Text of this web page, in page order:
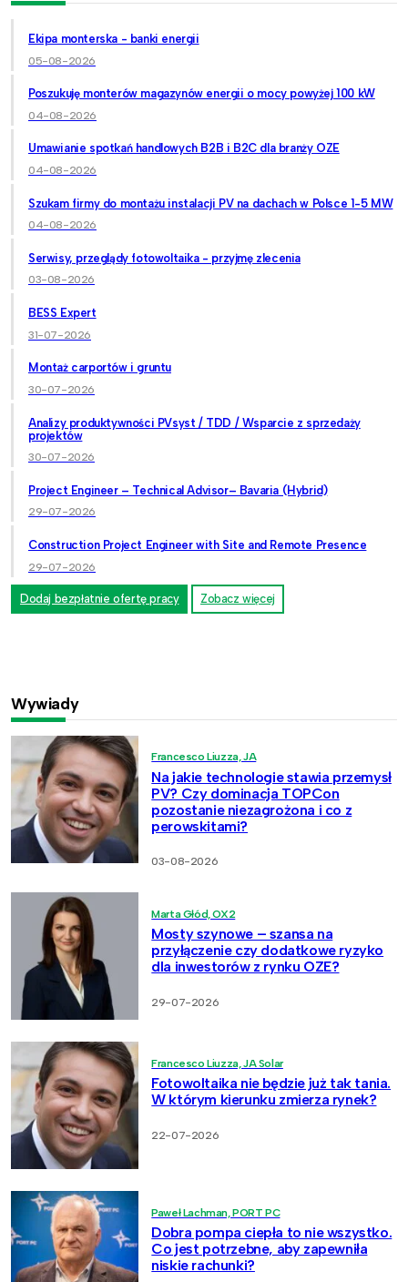
Ekipa monterska - banki energii
05-08-2026
Poszukuję monterów magazynów energii o mocy powyżej 100 kW
04-08-2026
Umawianie spotkań handlowych B2B i B2C dla branży OZE
04-08-2026
Szukam firmy do montażu instalacji PV na dachach w Polsce 1-5 MW
04-08-2026
Serwisy, przeglądy fotowoltaika - przyjmę zlecenia
03-08-2026
BESS Expert
31-07-2026
Montaż carportów i gruntu
30-07-2026
Analizy produktywności PVsyst / TDD / Wsparcie z sprzedaży
projektów
30-07-2026
Project Engineer – Technical Advisor– Bavaria (Hybrid)
29-07-2026
Construction Project Engineer with Site and Remote Presence
29-07-2026
Dodaj bezpłatnie ofertę pracy Zobacz więcej
Wywiady
Francesco Liuzza, JA
Na jakie technologie stawia przemysł
PV? Czy dominacja TOPCon
pozostanie niezagrożona i co z
perowskitami?
03-08-2026
Marta Głód, OX2
Mosty szynowe – szansa na
przyłączenie czy dodatkowe ryzyko
dla inwestorów z rynku OZE?
29-07-2026
Francesco Liuzza, JA Solar
Fotowoltaika nie będzie już tak tania.
W którym kierunku zmierza rynek?
22-07-2026
Paweł Lachman, PORT PC
Dobra pompa ciepła to nie wszystko.
Co jest potrzebne, aby zapewniła
niskie rachunki?